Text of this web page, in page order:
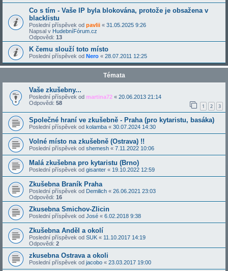
Co s tím - Vaše IP byla blokována, protože je obsažena v
blacklistu
Poslední příspěvek od pavlii « 31.05.2025 9:26
Napsal v HudebníFórum.cz
Odpovědi: 13
K čemu slouží toto místo
Poslední příspěvek od Nero « 28.07.2011 12:25
Témata
Vaše zkušebny...
Poslední příspěvek od martina72 « 20.06.2013 21:14
Odpovědi: 58 1 2 3
Společné hraní ve zkušebně - Praha (pro kytaristu, basáka)
Poslední příspěvek od kolamba « 30.07.2024 14:30
Volné místo na zkušebně (Ostrava) !!
Poslední příspěvek od shemesh « 7.11.2022 10:06
Malá zkušebna pro kytaristu (Brno)
Poslední příspěvek od gisanter « 19.10.2022 12:59
Zkušebna Braník Praha
Poslední příspěvek od Demilich « 26.06.2021 23:03
Odpovědi: 16
Zkusebna Smichov-Zlicin
Poslední příspěvek od José « 6.02.2018 9:38
Zkušebna Anděl a okolí
Poslední příspěvek od SUK « 11.10.2017 14:19
Odpovědi: 2
zkusebna Ostrava a okoli
Poslední příspěvek od jacobo « 23.03.2017 19:00